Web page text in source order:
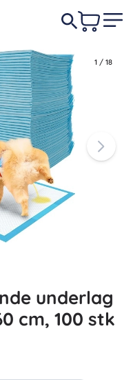
1 / 18
underlag
cm, 100 stk
Læg i